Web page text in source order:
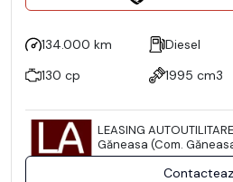
134.000 km Diesel
130 cp
1995 cm3
LEASING AUTOUTILITARE
Găneasa (Com.